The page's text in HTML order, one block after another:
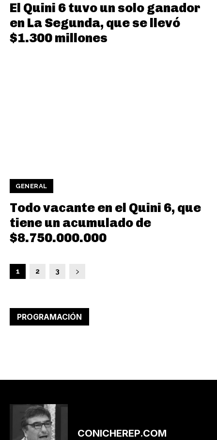
El Quini 6 tuvo un solo ganador
en La Segunda, que se llevó
$1.300 millones
GENERAL
Todo vacante en el Quini 6, que
tiene un acumulado de
$8.750.000.000
1 2 3
PROGRAMACIÓN
CONICHEREP.COM